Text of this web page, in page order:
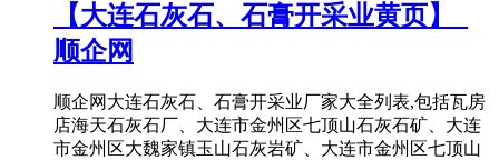
【大连石灰石、石膏开采业黄页】_
顺企网
顺企网大连石灰石、石膏开采业厂家大全列表,包括瓦房
店海天石灰石厂、大连市金州区七顶山石灰石矿、大连
市金州区大魏家镇玉山石灰岩矿、大连市金州区七顶山